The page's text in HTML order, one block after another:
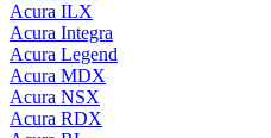
Acura ILX
Acura Integra
Acura Legend
Acura MDX
Acura NSX
Acura RDX